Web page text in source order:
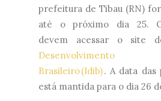
prefeitura de Tibau (RN)
até o próximo dia 25.
devem acessar o site
Desenvolvimento
Brasileiro (Idib). A data das
está mantida para o dia 26